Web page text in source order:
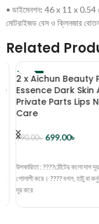
• ডাইমেনশন: 46 x 11 x 0.54
মোটরাইজড বেস ও ক্লিনজার
Related
-29%
HOT
2 x Aichun Beauty
Essence Dark Skin
Private Parts Lips
Care
990.00৳ 699.00৳
উপকারিতা : ????ঠোঁটের কলো দাগ দূর
গোলাপী করে। ???? বগল, হাটু বা কনুই
দূর করে